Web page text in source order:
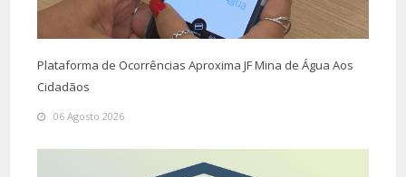
Plataforma de Ocorrências Aproxima JF Mina de Água Aos
Cidadãos
06 Agosto 2026